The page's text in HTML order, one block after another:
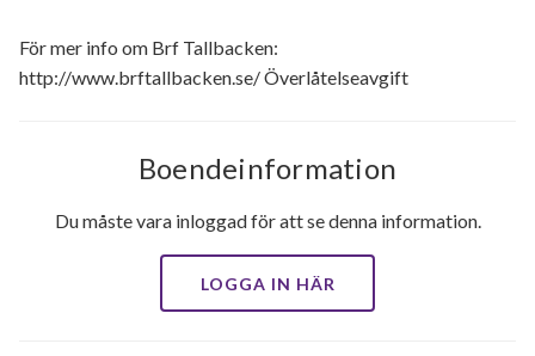
För mer info om Brf Tallbacken:
http://www.brftallbacken.se/ Överlåtelseavgift
Boendeinformation
Du måste vara inloggad för att se denna information.
LOGGA IN HÄR